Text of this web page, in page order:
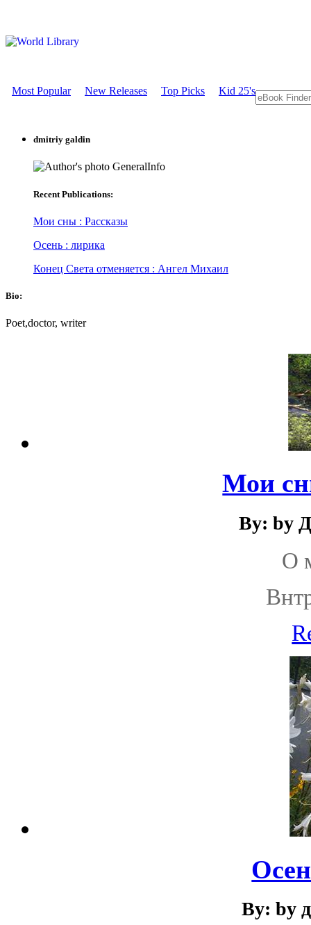
Most Popular New Releases Top Picks Kid 25's
dmitriy galdin
GeneralInfo
Recent Publications:
Мои сны : Рассказы
Осень : лирика
Конец Света отменяется : Ангел Михаил
Bio:
Poet,doctor, writer
Мои
By: by
О
By: by